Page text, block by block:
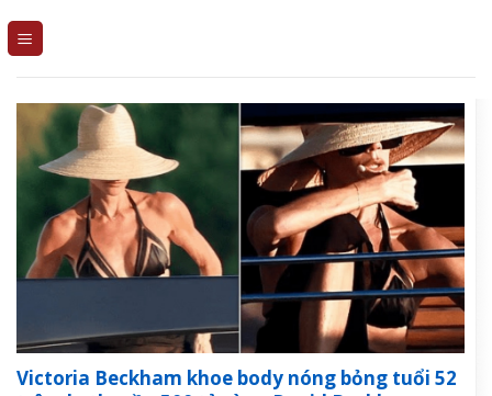
Victoria Beckham khoe body nóng bỏng tuổi 52